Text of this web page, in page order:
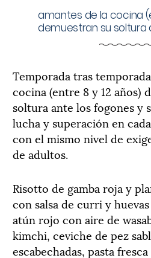
amantes de la cocina
demuestran su soltura
Temporada tras
cocina (entre 8 y 12 años)
soltura ante los fogones y
lucha y superación en
con el mismo nivel de
de adultos.
Risotto de gamba roja y
con salsa de curri y
atún rojo con aire de
kimchi, ceviche de pez
escabechadas, pasta